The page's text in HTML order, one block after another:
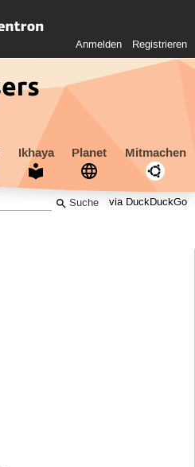
Anmelden Registrieren
Ikhaya Planet Mitmachen
via DuckDuckGo